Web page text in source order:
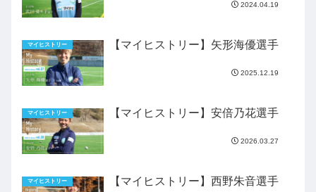
2024.04.19
マイヒストリー 【マイヒストリー】矢形海優選手
2025.12.19
マイヒストリー 【マイヒストリー】安倍乃花選手
2026.03.27
マイヒストリー 【マイヒストリー】西野朱音選手